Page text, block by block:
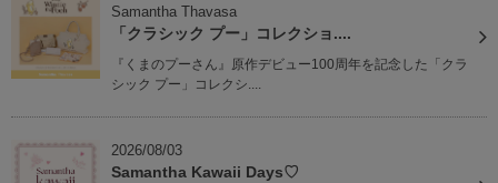
Samantha Thavasa
「クラシック プー」コレクショ....
『くまのプーさん』原作デビュー100周年を記念した「クラ
シック プー」コレクシ....
2026/08/03
Samantha Kawaii Days♡